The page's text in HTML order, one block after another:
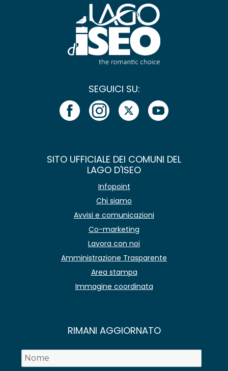
SEGUICI SU:
SITO UFFICIALE DEI COMUNI DEL
LAGO D'ISEO
Infopoint
Chi siamo
Avvisi e comunicazioni
Co-marketing
Lavora con noi
Amministrazione Trasparente
Area stampa
Immagine coordinata
RIMANI AGGIORNATO